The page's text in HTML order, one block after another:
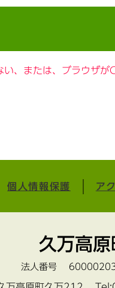
、または、ブラウザ
個人情報保護 ア
久万高原
法人番号